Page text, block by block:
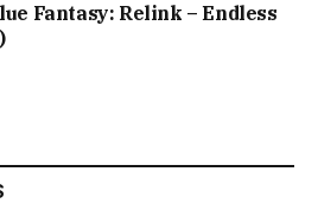
Fantasy: Relink – Endless